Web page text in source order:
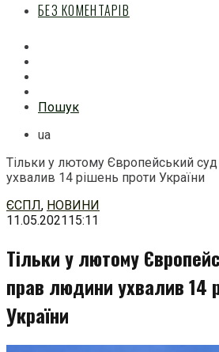
БЕЗ КОМЕНТАРІВ
Пошук
ua
Тільки у лютому Європейський
ухвалив 14 рішень проти України
Перейти
до
ЄСПЛ, НОВИНИ
11.05.202115:11
Тільки у лютому
прав людини ухвалив 14
України